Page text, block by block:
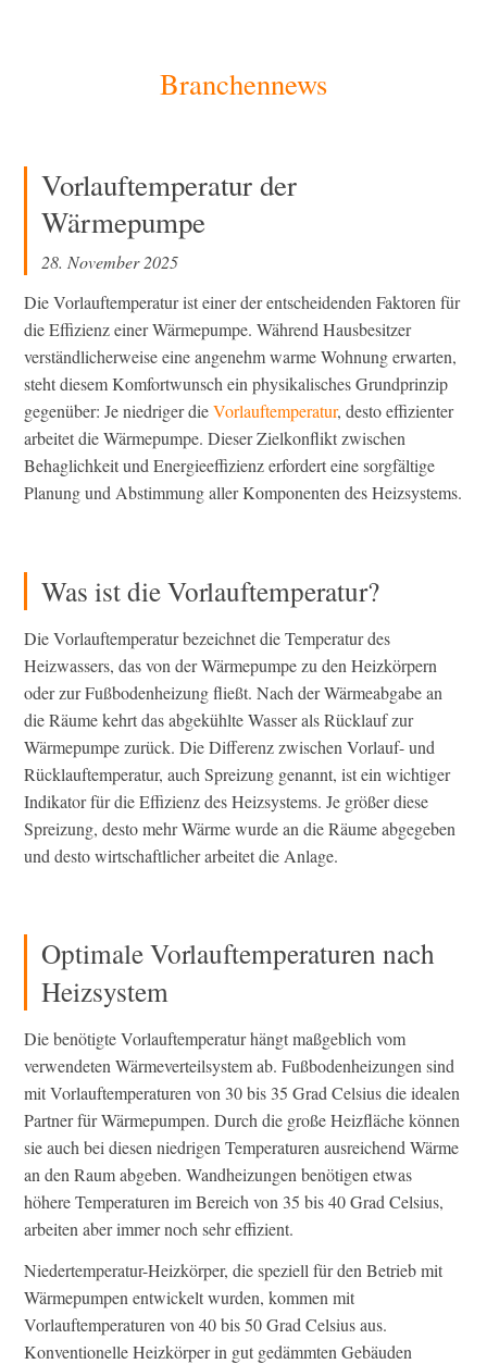
Branchennews
Vorlauftemperatur der
Wärmepumpe
28. November 2025
Die Vorlauftemperatur ist einer der entscheidenden Faktoren für
die Effizienz einer Wärmepumpe. Während Hausbesitzer
verständlicherweise eine angenehm warme Wohnung erwarten,
steht diesem Komfortwunsch ein physikalisches Grundprinzip
gegenüber: Je niedriger dieVorlauftemperatur, desto effizienter
arbeitet die Wärmepumpe. Dieser Zielkonflikt zwischen
Behaglichkeit und Energieeffizienz erfordert eine sorgfältige
Planung und Abstimmung aller Komponenten des Heizsystems.
Was ist die Vorlauftemperatur?
Die Vorlauftemperatur bezeichnet die Temperatur des
Heizwassers, das von der Wärmepumpe zu den Heizkörpern
oder zur Fußbodenheizung fließt. Nach der Wärmeabgabe an
die Räume kehrt das abgekühlte Wasser als Rücklauf zur
Wärmepumpe zurück. Die Differenz zwischen Vorlauf- und
Rücklauftemperatur, auch Spreizung genannt, ist ein wichtiger
Indikator für die Effizienz des Heizsystems. Je größer diese
Spreizung, desto mehr Wärme wurde an die Räume abgegeben
und desto wirtschaftlicher arbeitet die Anlage.
Optimale Vorlauftemperaturen nach
Heizsystem
Die benötigte Vorlauftemperatur hängt maßgeblich vom
verwendeten Wärmeverteilsystem ab. Fußbodenheizungen sind
mit Vorlauftemperaturen von 30 bis 35 Grad Celsius die idealen
Partner für Wärmepumpen. Durch die große Heizfläche können
sie auch bei diesen niedrigen Temperaturen ausreichend Wärme
an den Raum abgeben. Wandheizungen benötigen etwas
höhere Temperaturen im Bereich von 35 bis 40 Grad Celsius,
arbeiten aber immer noch sehr effizient.
Niedertemperatur-Heizkörper, die speziell für den Betrieb mit
Wärmepumpen entwickelt wurden, kommen mit
Vorlauftemperaturen von 40 bis 50 Grad Celsius aus.
Konventionelle Heizkörper in gut gedämmten Gebäuden